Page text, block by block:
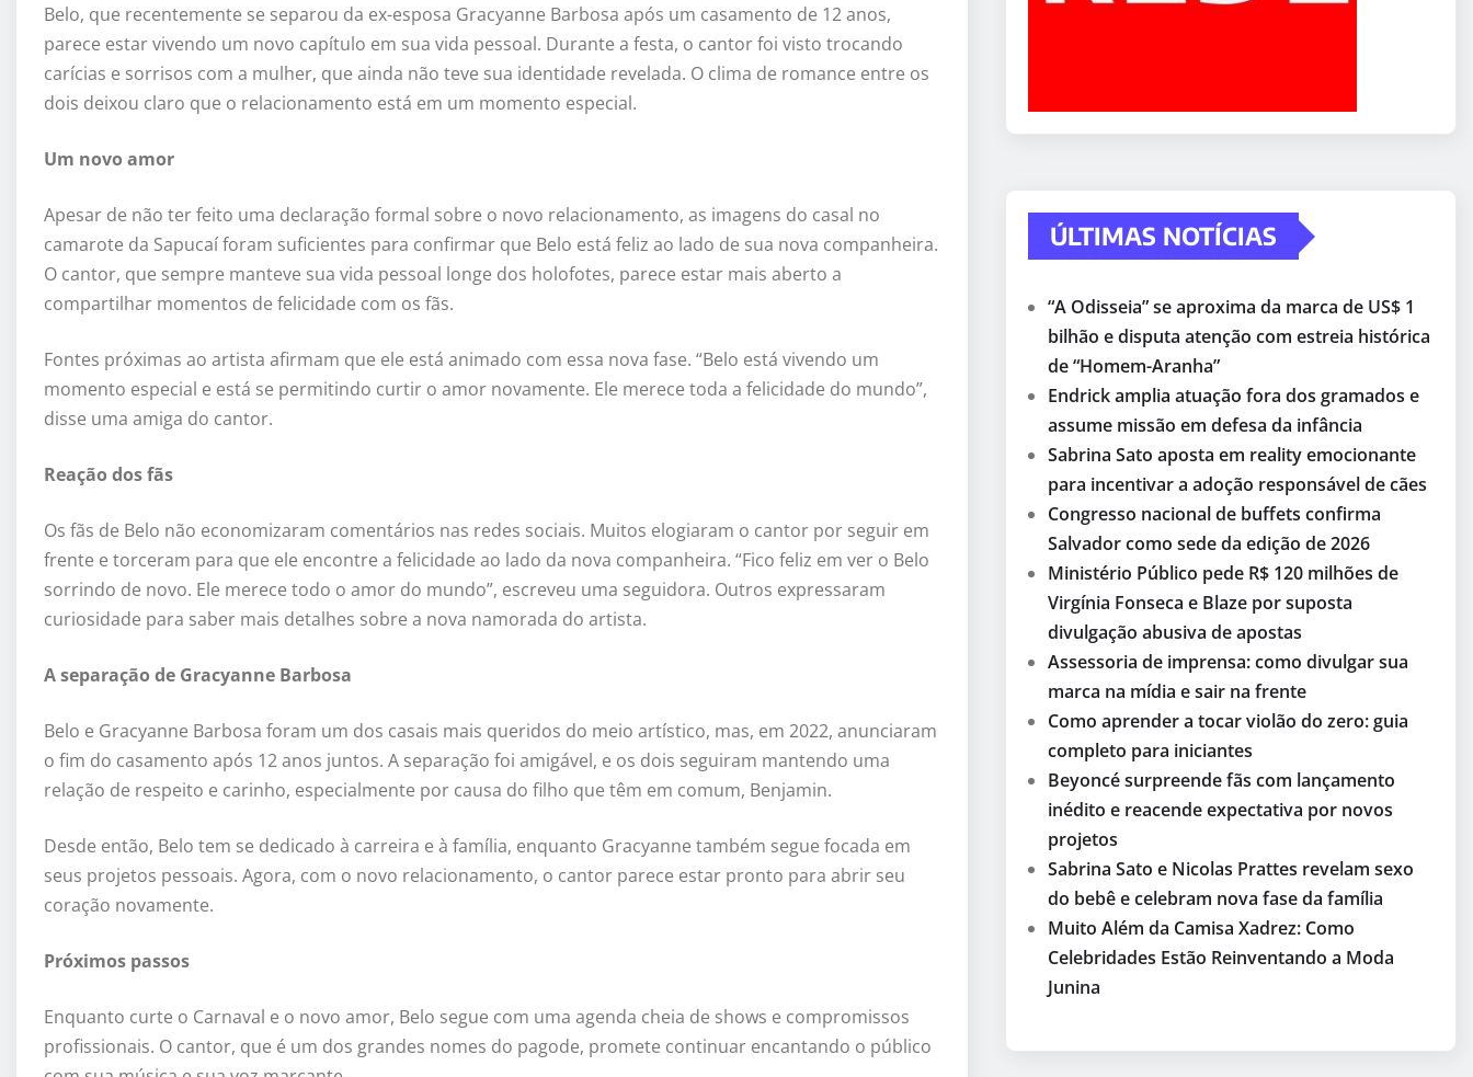
Belo, que recentemente se separou da ex-esposa Gracyanne Barbosa após um casamento de 12 anos,
parece estar vivendo um novo capítulo em sua vida pessoal. Durante a festa, o cantor foi visto trocando
carícias e sorrisos com a mulher, que ainda não teve sua identidade revelada. O clima de romance entre os
dois deixou claro que o relacionamento está em um momento especial.
Um novo amor
Apesar de não ter feito uma declaração formal sobre o novo relacionamento, as imagens do casal no
camarote da Sapucaí foram suficientes para confirmar que Belo está feliz ao lado de sua nova companheira.
O cantor, que sempre manteve sua vida pessoal longe dos holofotes, parece estar mais aberto a
compartilhar momentos de felicidade com os fãs.
Fontes próximas ao artista afirmam que ele está animado com essa nova fase. “Belo está vivendo um
momento especial e está se permitindo curtir o amor novamente. Ele merece toda a felicidade do mundo”,
disse uma amiga do cantor.
Reação dos fãs
Os fãs de Belo não economizaram comentários nas redes sociais. Muitos elogiaram o cantor por seguir em
frente e torceram para que ele encontre a felicidade ao lado da nova companheira. “Fico feliz em ver o Belo
sorrindo de novo. Ele merece todo o amor do mundo”, escreveu uma seguidora. Outros expressaram
curiosidade para saber mais detalhes sobre a nova namorada do artista.
A separação de Gracyanne Barbosa
Belo e Gracyanne Barbosa foram um dos casais mais queridos do meio artístico, mas, em 2022, anunciaram
o fim do casamento após 12 anos juntos. A separação foi amigável, e os dois seguiram mantendo uma
relação de respeito e carinho, especialmente por causa do filho que têm em comum, Benjamin.
Desde então, Belo tem se dedicado à carreira e à família, enquanto Gracyanne também segue focada em
seus projetos pessoais. Agora, com o novo relacionamento, o cantor parece estar pronto para abrir seu
coração novamente.
Próximos passos
Enquanto curte o Carnaval e o novo amor, Belo segue com uma agenda cheia de shows e compromissos
profissionais. O cantor, que é um dos grandes nomes do pagode, promete continuar encantando o público
ÚLTIMAS NOTÍCIAS
“A Odisseia” se aproxima da marca de US$ 1
bilhão e disputa atenção com estreia histórica
de “Homem-Aranha”
Endrick amplia atuação fora dos gramados e
assume missão em defesa da infância
Sabrina Sato aposta em reality emocionante
para incentivar a adoção responsável de cães
Congresso nacional de buffets confirma
Salvador como sede da edição de 2026
Ministério Público pede R$ 120 milhões de
Virgínia Fonseca e Blaze por suposta
divulgação abusiva de apostas
Assessoria de imprensa: como divulgar sua
marca na mídia e sair na frente
Como aprender a tocar violão do zero: guia
completo para iniciantes
Beyoncé surpreende fãs com lançamento
inédito e reacende expectativa por novos
projetos
Sabrina Sato e Nicolas Prattes revelam sexo
do bebê e celebram nova fase da família
Muito Além da Camisa Xadrez: Como
Celebridades Estão Reinventando a Moda
Junina